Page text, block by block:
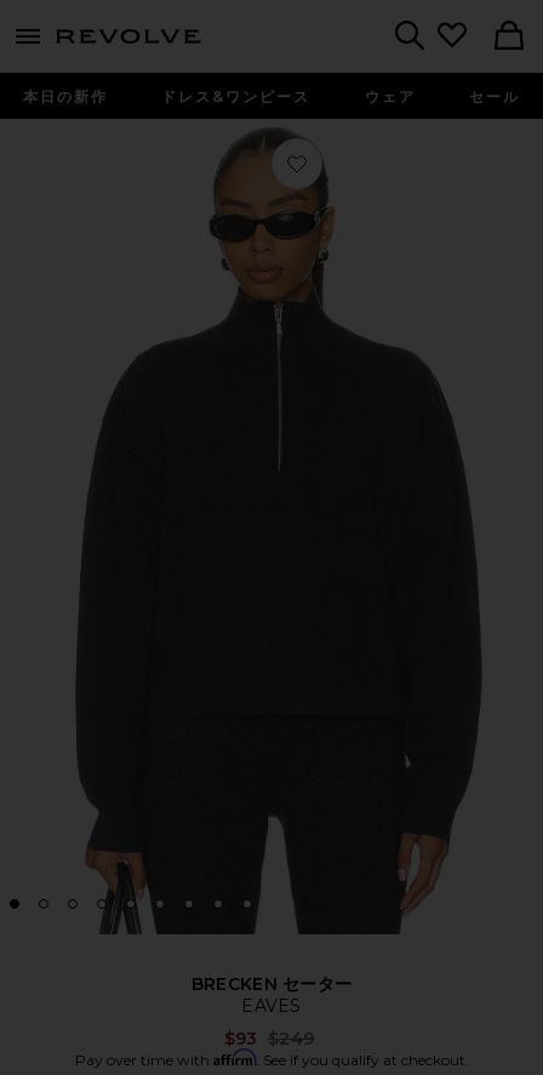
menu - shows more content
本日の新作 ドレス&ワンピース ウェア セール
お気に入り BRECKEN セーター
BRECKEN セーター
EAVES
$93 Previous price:
$249
Pay over time with Affirm. See if you qualify at checkout.